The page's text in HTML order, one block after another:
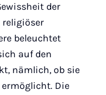
der
beleuchtet
auf den
nämlich, ob sie
Die